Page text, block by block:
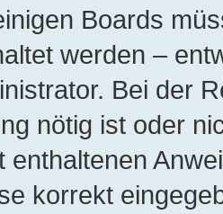
Boards
werden –
Bei der
nötig ist oder
enthaltenen
korrekt